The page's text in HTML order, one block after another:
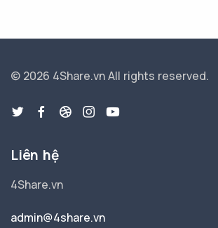
© 2026 4Share.vnAll rights reserved.
Liên hệ
4Share.vn
admin@4share.vn